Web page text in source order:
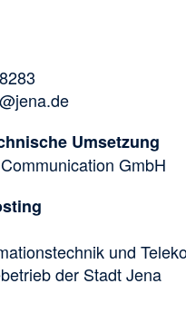
Umsetzung
GmbH
und
der Stadt Jena